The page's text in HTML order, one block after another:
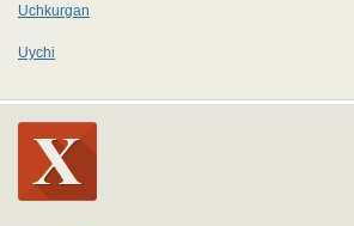
Uchkurgan
Uychi